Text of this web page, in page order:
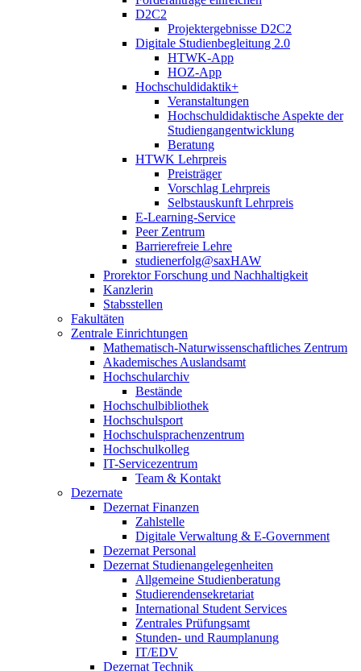
D2C2
Projektergebnisse D2C2
Digitale Studienbegleitung 2.0
HTWK-App
HOZ-App
Hochschuldidaktik+
Veranstaltungen
Hochschuldidaktische Aspekte der
Studiengangentwicklung
Beratung
HTWK Lehrpreis
Preisträger
Vorschlag Lehrpreis
Selbstauskunft Lehrpreis
E-Learning-Service
Peer Zentrum
Barrierefreie Lehre
studienerfolg@saxHAW
Prorektor Forschung und Nachhaltigkeit
Kanzlerin
Stabsstellen
Fakultäten
Zentrale Einrichtungen
Mathematisch-Naturwissenschaftliches Zentrum
Akademisches Auslandsamt
Hochschularchiv
Bestände
Hochschulbibliothek
Hochschulsport
Hochschulsprachenzentrum
Hochschulkolleg
IT-Servicezentrum
Team & Kontakt
Dezernate
Dezernat Finanzen
Zahlstelle
Digitale Verwaltung & E-Government
Dezernat Personal
Dezernat Studienangelegenheiten
Allgemeine Studienberatung
Studierendensekretariat
International Student Services
Zentrales Prüfungsamt
Stunden- und Raumplanung
IT/EDV
Dezernat Technik